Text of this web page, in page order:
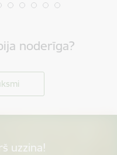
noderīga?
uzzina!